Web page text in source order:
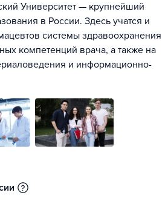
Университет — крупнейший
в России. Здесь учатся и
системы здравоохранения
компетенций врача, а также на
и информационно-